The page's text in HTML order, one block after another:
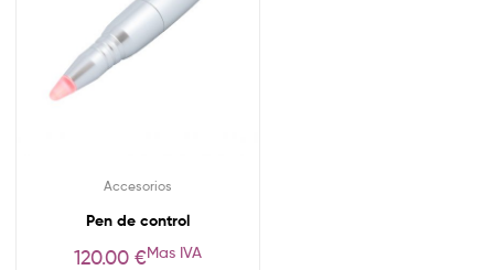
Accesorios
Pen de control
120.00 €Mas IVA